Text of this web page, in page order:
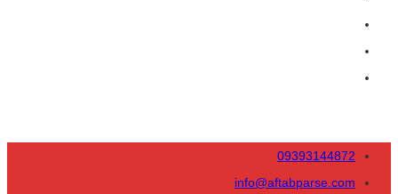
09393144872
info@aftabparse.com